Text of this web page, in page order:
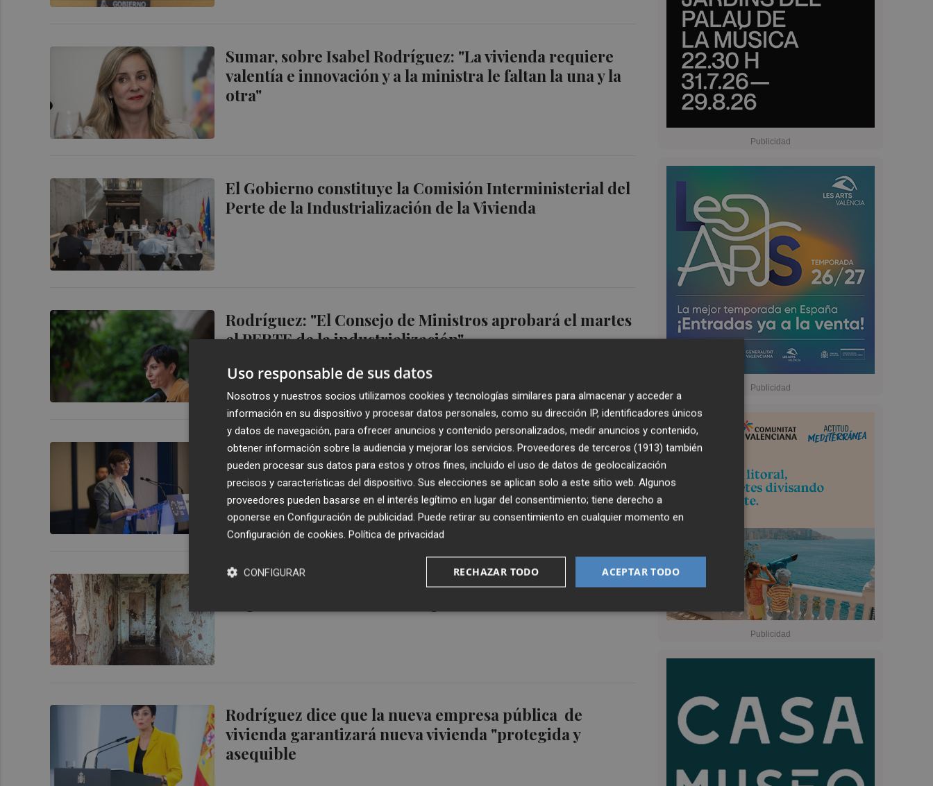
Sumar, sobre Isabel Rodríguez: "La vivienda requiere
valentía e innovación y a la ministra le faltan la una y la
otra"
El Gobierno constituye la Comisión Interministerial del
Perte de la Industrialización de la Vivienda
Rodríguez: "El Consejo de Ministros aprobará el martes
el PERTE de la industrialización"
La ministra Rodríguez dice que no se pondrá "ni un
euro ni un suelo" en viviendas públicas que no sean a
perpetuidad
Isabel Rodríguez: "la Sareb pondrá 350 viviendas a
Rodríguez dice que la nueva empresa pública de
vivienda garantizará nueva vivienda "protegida y
asequible
Uso responsable de sus datos
Nosotros y nuestros socios utilizamos cookies y tecnologías similares para almacenar y acceder a
información en su dispositivo y procesar datos personales, como su dirección IP, identificadores únicos
y datos de navegación, para ofrecer anuncios y contenido personalizados, medir anuncios y contenido,
obtener información sobre la audiencia y mejorar los servicios. Proveedores de terceros (1913) también
pueden procesar sus datos para estos y otros fines, incluido el uso de datos de geolocalización
precisos y características del dispositivo. Sus elecciones se aplican solo a este sitio web. Algunos
proveedores pueden basarse en el interés legítimo en lugar del consentimiento; tiene derecho a
oponerse en Configuración de publicidad. Puede retirar su consentimiento en cualquier momento en
Configuración de cookies. Política de privacidad
ACEPTAR TODO
RECHAZAR TODO
CONFIGURAR